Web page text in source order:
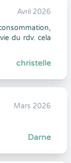
Avril 2026
du rdv. cela
christelle
Mars 2026
Darne